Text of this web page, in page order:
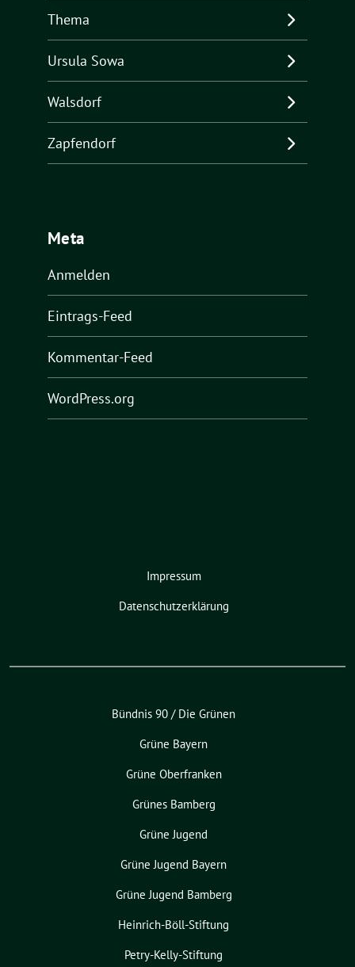
Thema
Ursula Sowa
Walsdorf
Zapfendorf
Meta
Anmelden
Eintrags-Feed
Kommentar-Feed
WordPress.org
Impressum
Datenschutzerklärung
Bündnis 90 / Die Grünen
Grüne Bayern
Grüne Oberfranken
Grünes Bamberg
Grüne Jugend
Grüne Jugend Bayern
Grüne Jugend Bamberg
Heinrich-Böll-Stiftung
Petry-Kelly-Stiftung